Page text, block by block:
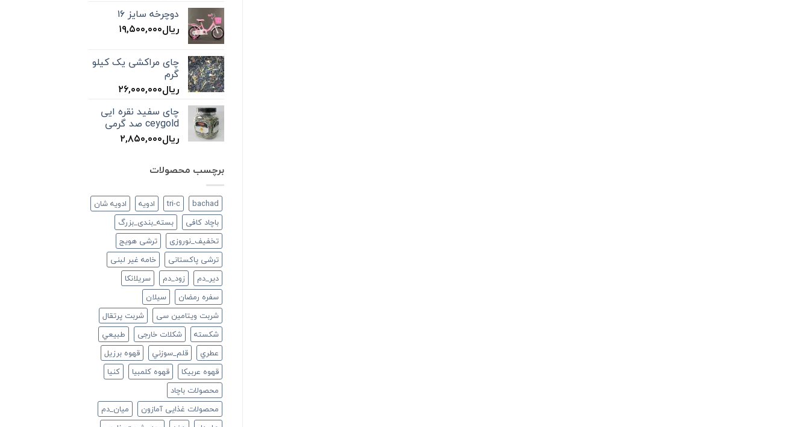
دوچرخه سایز ۱۶
ریال۱۹,۵۰۰,۰۰۰
چای مراکشی یک کیلو
گرم
ریال۲۶,۰۰۰,۰۰۰
چای سفید نقره ایی
ceygold صد گرمی
ریال۲,۸۵۰,۰۰۰
برچسب محصولات
bachad
tri-c ادویه
ادویه شان
باچاد کافی
بسته_بندی_بزرگ
تخفیف_نوروزی
ترشی هویج
ترشی پاکستانی
خامه غیر لبنی
دير_دم
زود_دم
سريلانكا
سفره رمضان
سيلان
شربت ویتامین سی
شربت پرتقال
شكسته
شکلات خارجی
طبيعي
عطري
قلم_سوزني
قهوه برزیل
قهوه عربیکا
قهوه کلمبیا
كنيا
محصولات باچاد
محصولات غذایی آمازون
ميان_دم